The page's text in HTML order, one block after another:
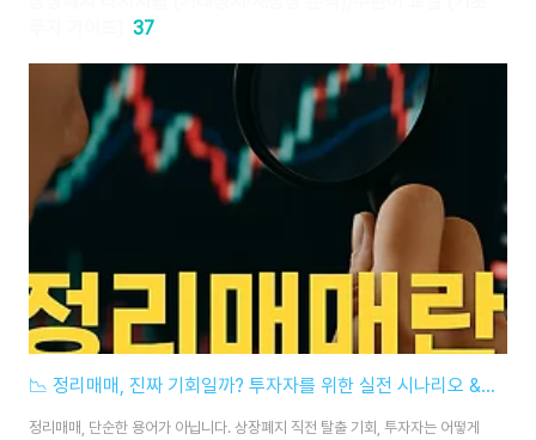
37
📉 정리매매, 진짜 기회일까? 투자자를 위한 실전 시나리오 & 행동 가이드
정리매매, 단순한 용어가 아닙니다. 상장폐지 직전 탈출 기회, 투자자는 어떻게